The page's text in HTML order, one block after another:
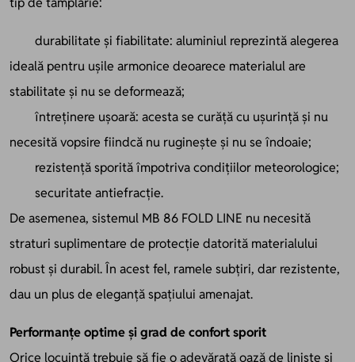
durabilitate și fiabilitate: aluminiul reprezintă alegerea
ideală pentru ușile armonice deoarece materialul are
stabilitate și nu se deformează;
întreținere ușoară: acesta se curăță cu ușurință și nu
necesită vopsire fiindcă nu ruginește și nu se îndoaie;
rezistență sporită împotriva condițiilor meteorologice;
securitate antiefracție.
De asemenea, sistemul MB 86 FOLD LINE nu necesită
straturi suplimentare de protecție datorită materialului
robust și durabil. În acest fel, ramele subțiri, dar rezistente,
dau un plus de eleganță spațiului amenajat.
Performanțe optime și grad de confort sporit
Orice locuință trebuie să fie o adevărată oază de liniște și